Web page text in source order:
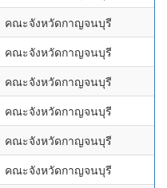
คณะจังหวัดกาญจนบุรี
คณะจังหวัดกาญจนบุรี
คณะจังหวัดกาญจนบุรี
คณะจังหวัดกาญจนบุรี
คณะจังหวัดกาญจนบุรี
คณะจังหวัดกาญจนบุรี